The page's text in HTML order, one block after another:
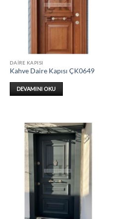
DAIRE KAPISI
Kahve Daire Kapısı ÇK0649
DEVAMINI OKU